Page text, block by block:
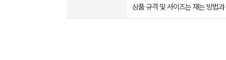
상품 규격 및 사이즈는 재는 방법